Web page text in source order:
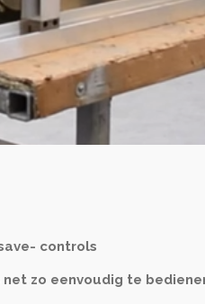
controls
zo eenvoudig te